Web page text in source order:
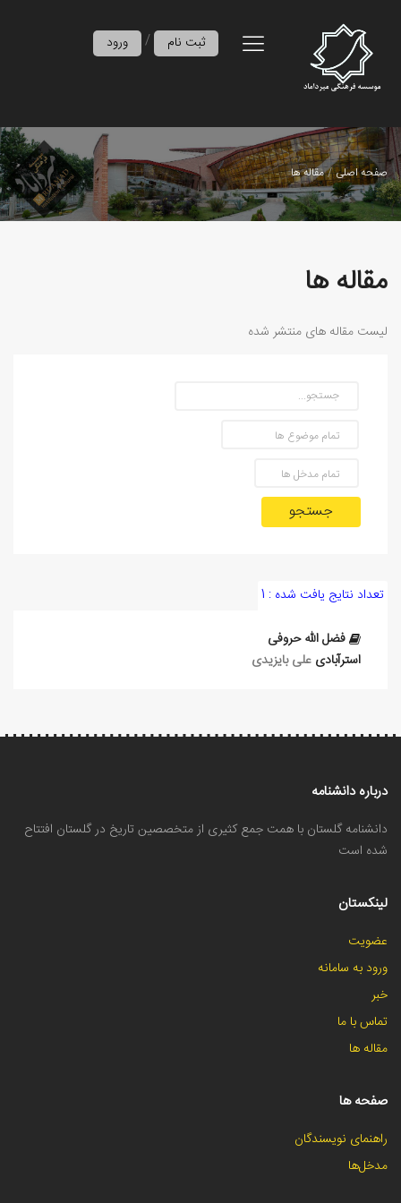
ورود / ثبت نام
صفحه اصلی مقاله ها
مقاله ها
لیست مقاله های منتشر شده
جستجو
تعداد نتایج یافت شده : 1
فضل الله حروفی
استرآبادی علی بایزیدی
درباره دانشنامه
دانشنامه گلستان با همت جمع کثیری از متخصصین تاریخ در گلستان افتتاح
شده است
لینکستان
عضویت
ورود به سامانه
خبر
تماس با ما
مقاله ها
صفحه ها
راهنمای نویسندگان
مدخل‌ها